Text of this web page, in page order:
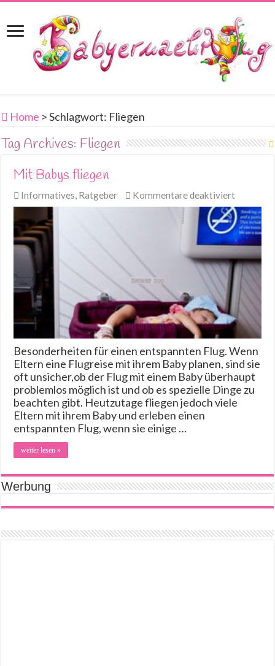
Home >Schlagwort: Fliegen
Tag Archives: Fliegen
Mit Babys fliegen
Informatives, Ratgeber Kommentare deaktiviertfür
Mit
Babys
fliegen
Besonderheiten für einen entspannten Flug. Wenn
Eltern eine Flugreise mit ihrem Baby planen, sind sie
oft unsicher,ob der Flug mit einem Baby überhaupt
problemlos möglich ist und ob es spezielle Dinge zu
beachten gibt. Heutzutage fliegen jedoch viele
Eltern mit ihrem Baby und erleben einen
entspannten Flug, wenn sie einige …
weiter lesen »
Werbung